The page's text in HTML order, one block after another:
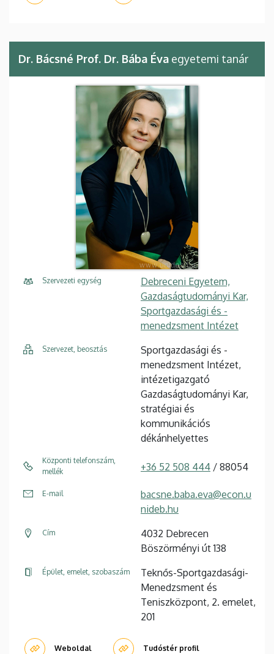
Dr. Bácsné Prof. Dr. Bába Éva egyetemi tanár
Szervezeti egység
Debreceni Egyetem,
Gazdaságtudományi Kar,
Sportgazdasági és -
menedzsment Intézet
Szervezet, beosztás
Sportgazdasági és -
menedzsment Intézet,
intézetigazgató
Gazdaságtudományi Kar,
stratégiai és
kommunikációs
dékánhelyettes
Központi telefonszám,
mellék
+36 52 508 444 / 88054
E-mail
bacsne.baba.eva@econ.u
nideb.hu
Cím
4032 Debrecen
Böszörményi út 138
Épület, emelet, szobaszám
Teknős-Sportgazdasági-
Menedzsment és
Teniszközpont, 2. emelet,
201
Weboldal Tudóstér profil